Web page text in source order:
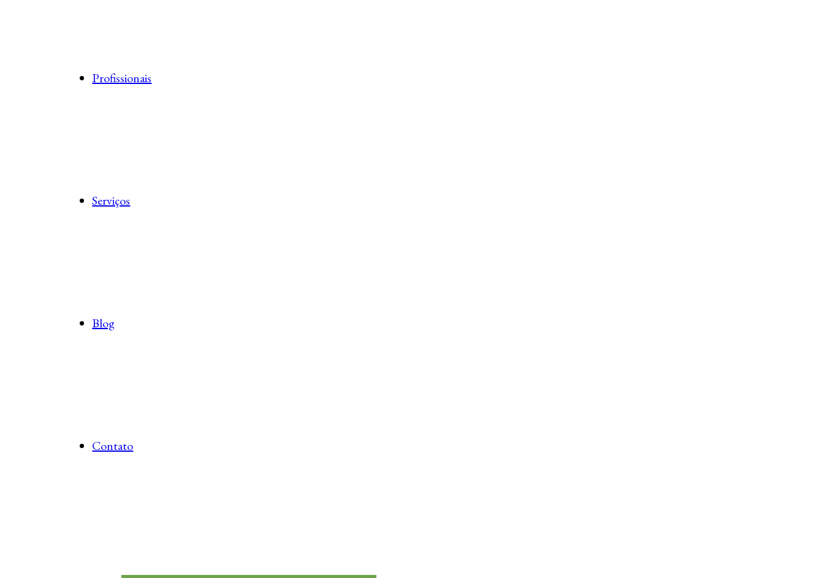
Profissionais
Serviços
Blog
Contato